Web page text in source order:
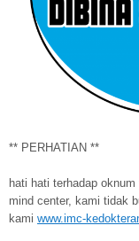
** PERHATIAN **
hati hati terhadap
mind center, kami tidak
kami www.imc-